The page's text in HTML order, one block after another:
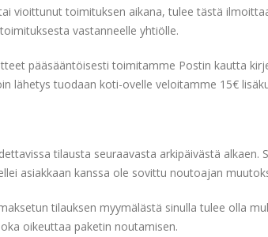
vioittunut toimituksen aikana, tulee tästä
vastanneelle yhtiölle.
pääsääntöisesti toimitamme Postin kautta
lähetys tuodaan koti-ovelle veloitamme 15€
tilausta seuraavasta arkipäivästä
asiakkaan kanssa ole sovittu noutoajan
tilauksen myymälästä sinulla tulee olla
oikeuttaa paketin noutamisen.